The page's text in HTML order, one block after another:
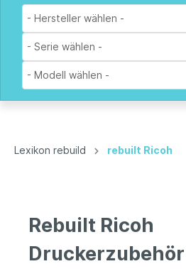
- Hersteller wählen -
- Serie wählen -
- Modell wählen -
Lexikon rebuild rebuilt Ricoh
Rebuilt Ricoh
Druckerzubehör